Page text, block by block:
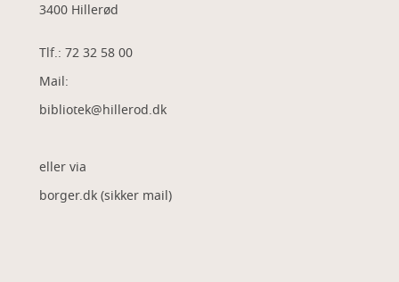
3400 Hillerød
Tlf.: 72 32 58 00
Mail:
bibliotek@hillerod.dk
eller via
borger.dk (sikker mail)